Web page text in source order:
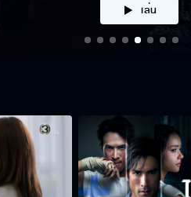
คลิก